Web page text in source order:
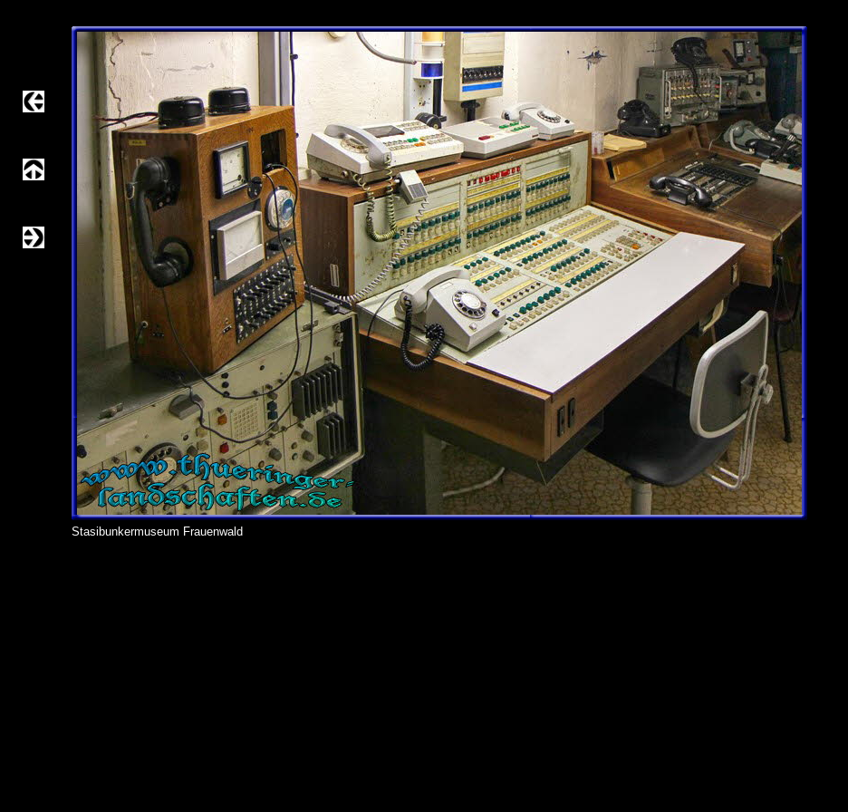
Stasibunkermuseum Frauenwald